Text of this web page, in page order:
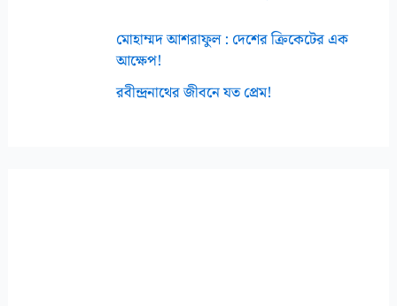
মোহাম্মদ আশরাফুল : দেশের ক্রিকেটের এক
আক্ষেপ!
রবীন্দ্রনাথের জীবনে যত প্রেম!